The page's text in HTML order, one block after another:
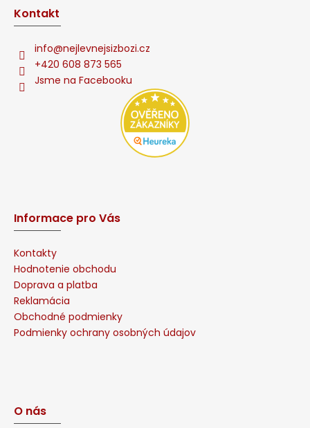
Kontakt
info@nejlevnejsizbozi.cz
+420 608 873 565
Jsme na Facebooku
Informace pro Vás
Kontakty
Hodnotenie obchodu
Doprava a platba
Reklamácia
Obchodné podmienky
Podmienky ochrany osobných údajov
O nás